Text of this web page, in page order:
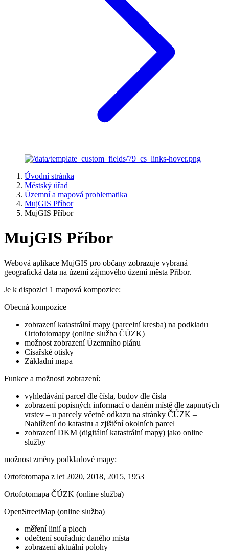
Úvodní stránka
Městský úřad
Územní a mapová problematika
MujGIS Příbor
MujGIS Příbor
MujGIS Příbor
Webová aplikace MujGIS pro občany zobrazuje vybraná
geografická data na území zájmového území města Příbor.
Je k dispozici 1 mapová kompozice:
Obecná kompozice
zobrazení katastrální mapy (parcelní kresba) na podkladu
Ortofotomapy (online služba ČÚZK)
možnost zobrazení Územního plánu
Císařské otisky
Základní mapa
Funkce a možnosti zobrazení:
vyhledávání parcel dle čísla, budov dle čísla
zobrazení popisných informací o daném místě dle zapnutých
vrstev – u parcely včetně odkazu na stránky ČÚZK –
Nahlížení do katastru a zjištění okolních parcel
zobrazení DKM (digitální katastrální mapy) jako online
služby
možnost změny podkladové mapy:
Ortofotomapa z let 2020, 2018, 2015, 1953
Ortofotomapa ČÚZK (online služba)
OpenStreetMap (online služba)
měření linií a ploch
odečtení souřadnic daného místa
zobrazení aktuální polohy